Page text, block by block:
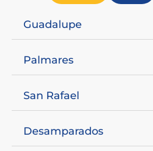
Guadalupe
Palmares
San Rafael
Desamparados